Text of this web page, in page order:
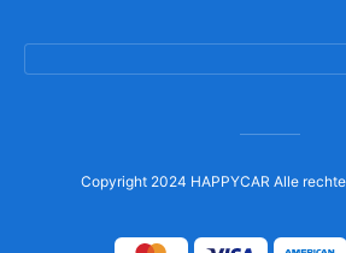
Copyright 2024 HAPPYCAR Alle